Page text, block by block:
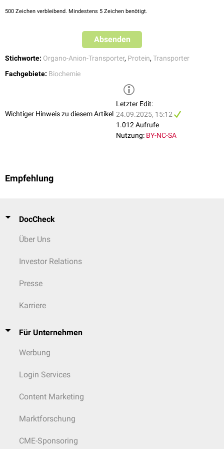
Paclitaxel
500 Zeichen verbleibend. Mindestens 5 Zeichen benötigt.
Absenden
Stichworte: Organo-Anion-Transporter, Protein, Transporter
Fachgebiete: Biochemie
Wichtiger Hinweis zu diesem Artikel
Letzter Edit:
24.09.2025, 15:12
1.012 Aufrufe
Nutzung: BY-NC-SA
Empfehlung
DocCheck
Über Uns
Investor Relations
Presse
Karriere
Für Unternehmen
Werbung
Login Services
Content Marketing
Marktforschung
CME-Sponsoring